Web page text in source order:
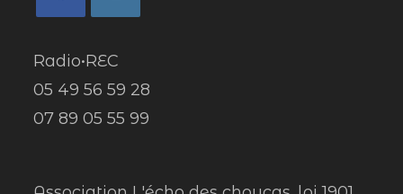
Radio•REC
05 49 56 59 28
07 89 05 55 99